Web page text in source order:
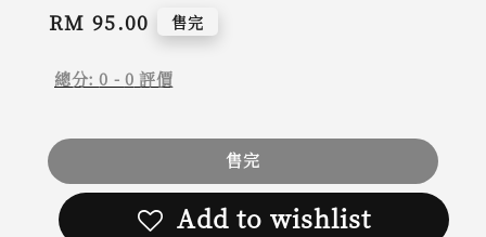
Regular
RM 95.00 售完
總分:0 - 0 評價
售完
Add to wishlist